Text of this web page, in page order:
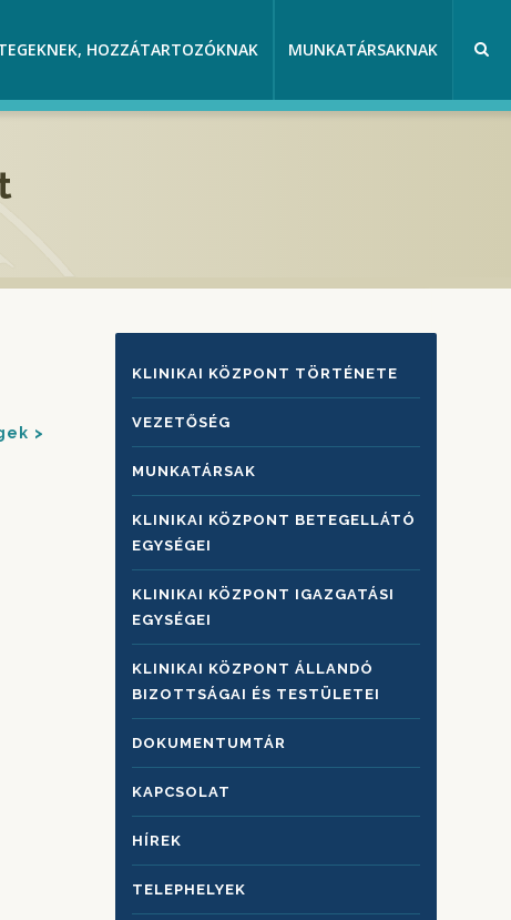
HOZZÁTARTOZÓKNAK MUNKATÁRSAKNAK
KLINIKAI
KÖZPONTRÓL
KLINIKAI KÖZPONT TÖRTÉNETE
VEZETŐSÉG
MUNKATÁRSAK
KLINIKAI KÖZPONT BETEGELLÁTÓ
EGYSÉGEI
KLINIKAI KÖZPONT IGAZGATÁSI
EGYSÉGEI
KLINIKAI KÖZPONT ÁLLANDÓ
BIZOTTSÁGAI ÉS TESTÜLETEI
DOKUMENTUMTÁR
KAPCSOLAT
HÍREK
TELEPHELYEK